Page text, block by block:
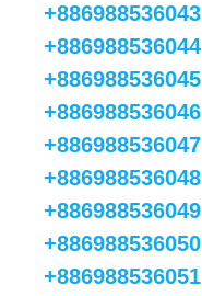
+886988536043
+886988536044
+886988536045
+886988536046
+886988536047
+886988536048
+886988536049
+886988536050
+886988536051